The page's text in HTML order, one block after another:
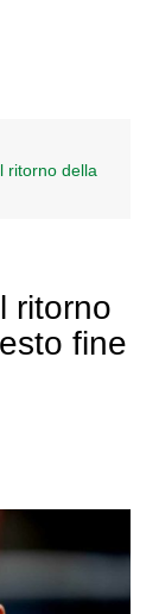
ritorno della
ritorno
fine